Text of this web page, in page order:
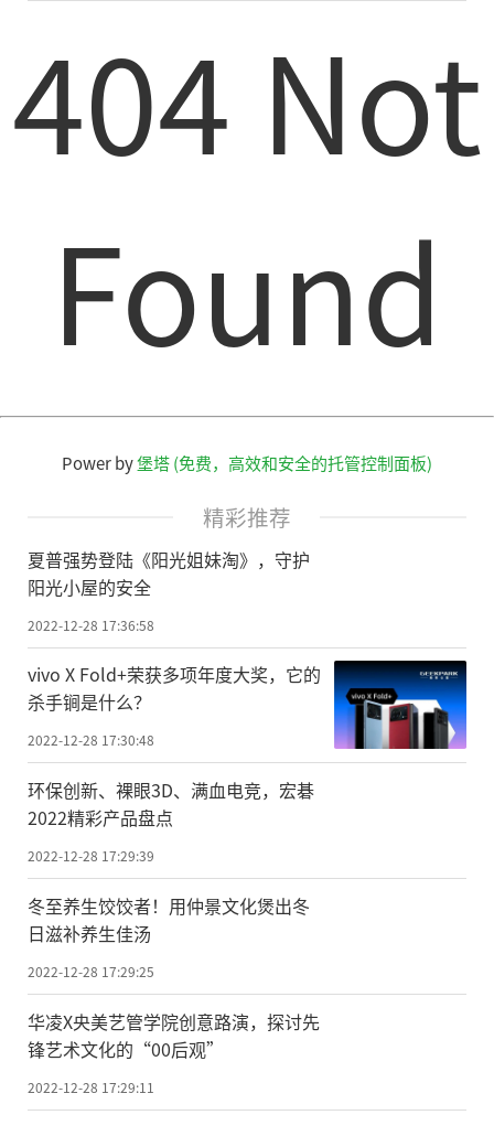
404 Not
Found
Power by堡塔 (免费，高效和安全的托管控制面板)
精彩推荐
夏普强势登陆《阳光姐妹淘》，守护
阳光小屋的安全
2022-12-28 17:36:58
vivo X Fold+荣获多项年度大奖，它的
杀手锏是什么？
2022-12-28 17:30:48
环保创新、裸眼3D、满血电竞，宏碁
2022精彩产品盘点
2022-12-28 17:29:39
冬至养生饺饺者！用仲景文化煲出冬
日滋补养生佳汤
2022-12-28 17:29:25
华凌X央美艺管学院创意路演，探讨先
锋艺术文化的“00后观”
2022-12-28 17:29:11